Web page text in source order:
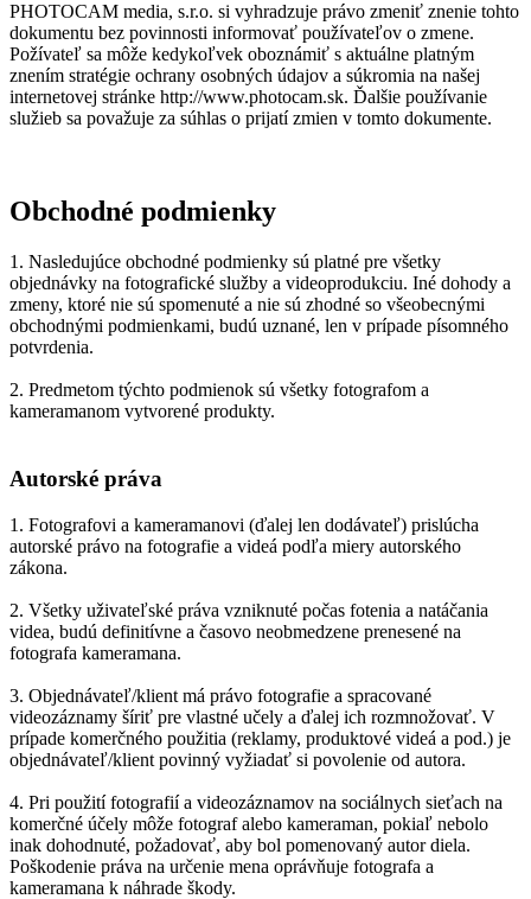
PHOTOCAM media, s.r.o. si vyhradzuje právo zmeniť znenie tohto
dokumentu bez povinnosti informovať používateľov o zmene.
Požívateľ sa môže kedykoľvek oboznámiť s aktuálne platným
znením stratégie ochrany osobných údajov a súkromia na našej
internetovej stránke http://www.photocam.sk. Ďalšie používanie
služieb sa považuje za súhlas o prijatí zmien v tomto dokumente.
Obchodné podmienky
1. Nasledujúce obchodné podmienky sú platné pre všetky
objednávky na fotografické služby a videoprodukciu. Iné dohody a
zmeny, ktoré nie sú spomenuté a nie sú zhodné so všeobecnými
obchodnými podmienkami, budú uznané, len v prípade písomného
potvrdenia.
2. Predmetom týchto podmienok sú všetky fotografom a
kameramanom vytvorené produkty.
Autorské práva
1. Fotografovi a kameramanovi (ďalej len dodávateľ) prislúcha
autorské právo na fotografie a videá podľa miery autorského
zákona.
2. Všetky uživateľské práva vzniknuté počas fotenia a natáčania
videa, budú definitívne a časovo neobmedzene prenesené na
fotografa kameramana.
3. Objednávateľ/klient má právo fotografie a spracované
videozáznamy šíriť pre vlastné učely a ďalej ich rozmnožovať. V
prípade komerčného použitia (reklamy, produktové videá a pod.) je
objednávateľ/klient povinný vyžiadať si povolenie od autora.
4. Pri použití fotografií a videozáznamov na sociálnych sieťach na
komerčné účely môže fotograf alebo kameraman, pokiaľ nebolo
inak dohodnuté, požadovať, aby bol pomenovaný autor diela.
Poškodenie práva na určenie mena oprávňuje fotografa a
kameramana k náhrade škody.